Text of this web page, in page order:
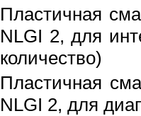
Пластичная
NLGI 2, для
количество)
Пластичная
NLGI 2, для